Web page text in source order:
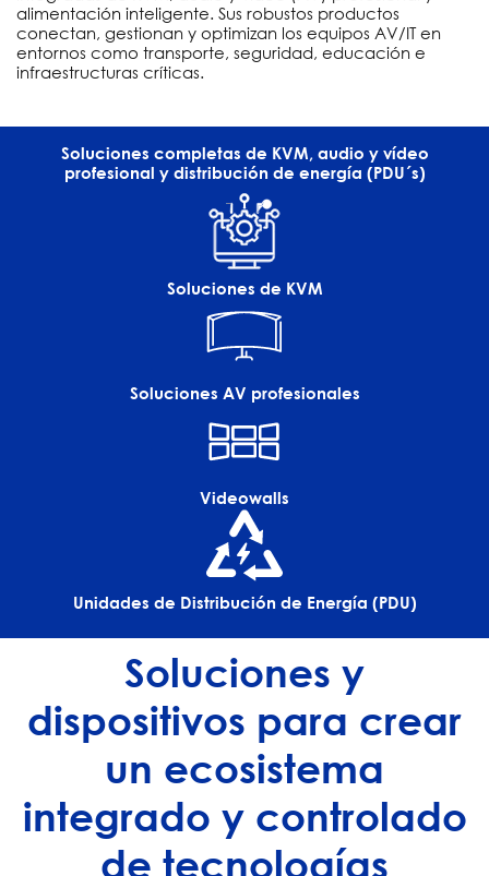
alimentación inteligente. Sus robustos productos
conectan, gestionan y optimizan los equipos AV/IT en
entornos como transporte, seguridad, educación e
infraestructuras críticas.
Soluciones completas de KVM, audio y vídeo
profesional y distribución de energía (PDU´s)
Soluciones de KVM
Soluciones AV profesionales
Videowalls
Unidades de Distribución de Energía (PDU)
Soluciones y
dispositivos para crear
un ecosistema
integrado y controlado
de tecnologías